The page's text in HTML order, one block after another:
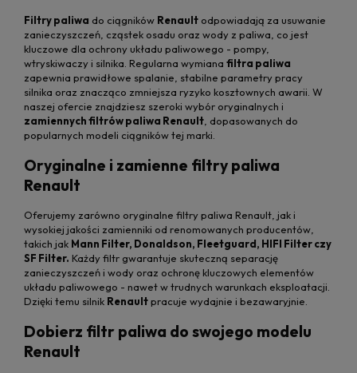
Filtry paliwa do ciągników Renault odpowiadają za usuwanie
zanieczyszczeń, cząstek osadu oraz wody z paliwa, co jest
kluczowe dla ochrony układu paliwowego - pompy,
wtryskiwaczy i silnika. Regularna wymiana filtra paliwa
zapewnia prawidłowe spalanie, stabilne parametry pracy
silnika oraz znacząco zmniejsza ryzyko kosztownych awarii. W
naszej ofercie znajdziesz szeroki wybór oryginalnych i
zamiennych filtrów paliwa Renault , dopasowanych do
popularnych modeli ciągników tej marki.
Oryginalne i zamienne filtry paliwa
Renault
Oferujemy zarówno oryginalne filtry paliwa Renault, jak i
wysokiej jakości zamienniki od renomowanych producentów,
takich jak Mann Filter, Donaldson, Fleetguard, HIFI Filter czy
SF Filter. Każdy filtr gwarantuje skuteczną separację
zanieczyszczeń i wody oraz ochronę kluczowych elementów
układu paliwowego - nawet w trudnych warunkach eksploatacji.
Dzięki temu silnik Renaultpracuje wydajnie i bezawaryjnie.
Dobierz filtr paliwa do swojego modelu
Renault